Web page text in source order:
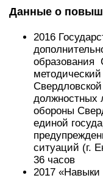
Данные о
2016
образования
должностных
обороны
единой
ситуаций (г.
36 часов
2017 «Навыки